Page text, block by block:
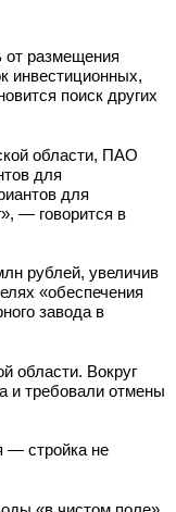
от размещения
инвестиционных,
поиск других
области, ПАО
для
для
— говорится в
рублей, увеличив
«обеспечения
завода в
области. Вокруг
и требовали отмены
— стройка не